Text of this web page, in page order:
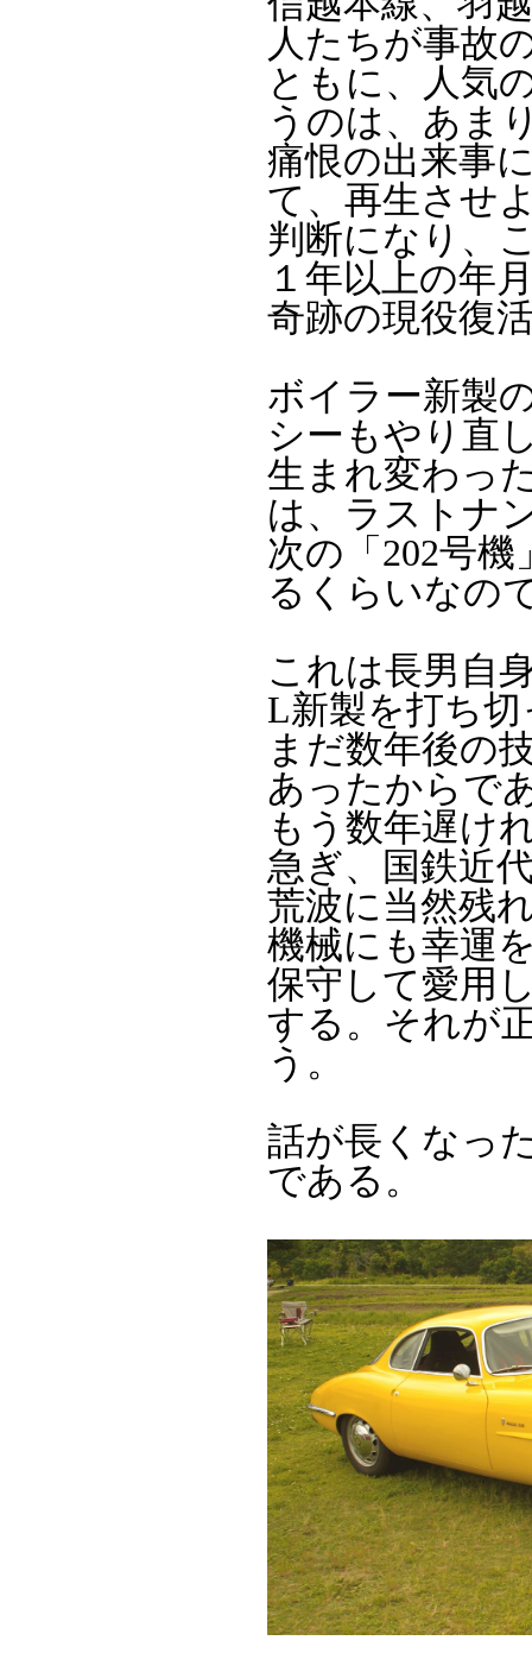
人たちが事故
ともに、人気
うのは、あま
痛恨の出来事
て、再生させ
判断になり、
１年以上の年
奇跡の現役復
ボイラー新製
シーもやり直
生まれ変わっ
は、ラストナ
次の「202号
るくらいなの
これは長男自
L新製を打ち切
まだ数年後の
あったからで
もう数年遅け
急ぎ、国鉄近
荒波に当然残
機械にも幸運
保守して愛用
する。それが
う。
話が長くなっ
である。